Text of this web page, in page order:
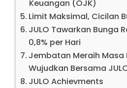
Keuangan (OJK)
Limit Maksimal, Cicilan
JULO Tawarkan Bunga
0,8% per Hari
Jembatan Meraih Masa
Wujudkan Bersama
JULO Achievments